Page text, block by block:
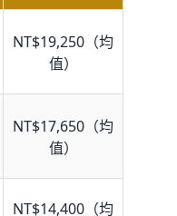
NT$19,250（均
值）
NT$17,650（均
值）
NT$14,400（均